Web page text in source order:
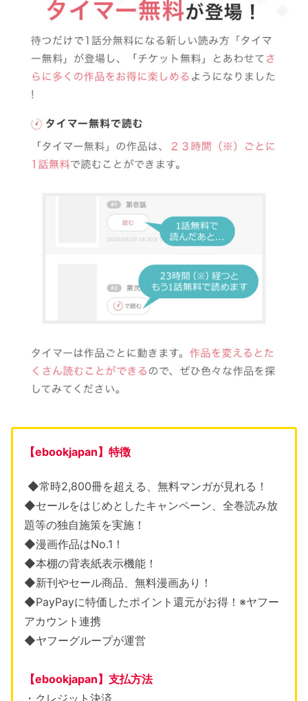
【ebookjapan】特徴
◆常時2,800冊を超える、無料マンガが見れる！
◆セールをはじめとしたキャンペーン、全巻読み放
題等の独自施策を実施！
◆漫画作品はNo.1！
◆本棚の背表紙表示機能！
◆新刊やセール商品、無料漫画あり！
◆PayPayに特価したポイント還元がお得！※ヤフー
アカウント連携
◆ヤフーグループが運営
【ebookjapan】支払方法